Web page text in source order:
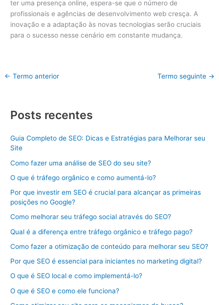
ter uma presença online, espera-se que o número de
profissionais e agências de desenvolvimento web cresça. A
inovação e a adaptação às novas tecnologias serão cruciais
para o sucesso nesse cenário em constante mudança.
← Termo anterior Termo seguinte →
Posts recentes
Guia Completo de SEO: Dicas e Estratégias para Melhorar seu
Site
Como fazer uma análise de SEO do seu site?
O que é tráfego orgânico e como aumentá-lo?
Por que investir em SEO é crucial para alcançar as primeiras
posições no Google?
Como melhorar seu tráfego social através do SEO?
Qual é a diferença entre tráfego orgânico e tráfego pago?
Como fazer a otimização de conteúdo para melhorar seu SEO?
Por que SEO é essencial para iniciantes no marketing digital?
O que é SEO local e como implementá-lo?
O que é SEO e como ele funciona?